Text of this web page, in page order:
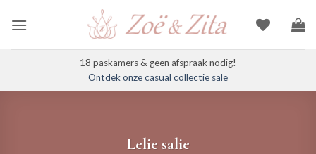
naar
18 paskamers & geen afspraak nodig!
Ontdek onze casual collectie sale
Lelie salie